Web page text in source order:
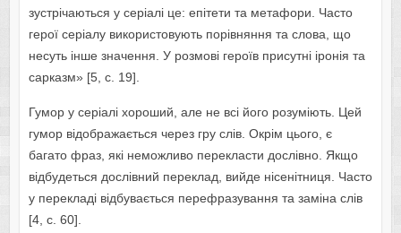
зустрічаються у серіалі це: епітети та метафори. Часто
герої серіалу використовують порівняння та слова, що
несуть інше значення. У розмові героїв присутні іронія та
сарказм» [5, с. 19].
Гумор у серіалі хороший, але не всі його розуміють. Цей
гумор відображається через гру слів. Окрім цього, є
багато фраз, які неможливо перекласти дослівно. Якщо
відбудеться дослівний переклад, вийде нісенітниця. Часто
у перекладі відбувається перефразування та заміна слів
[4, с. 60].